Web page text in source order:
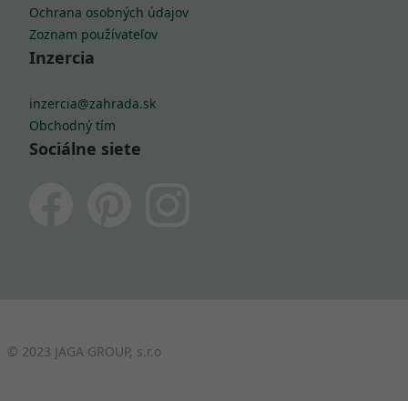
Ochrana osobných údajov
Zoznam používateľov
Inzercia
inzercia@zahrada.sk
Obchodný tím
Sociálne siete
© 2023 JAGA GROUP, s.r.o